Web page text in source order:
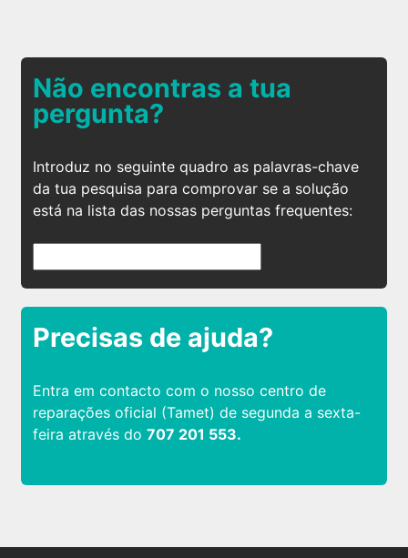
Não encontras a tua
pergunta?
Introduz no seguinte quadro as palavras-chave
da tua pesquisa para comprovar se a solução
está na lista das nossas perguntas frequentes:
Precisas de ajuda?
Entra em contacto com o nosso centro de
reparações oficial (Tamet) de segunda a sexta-
feira através do 707 201 553.